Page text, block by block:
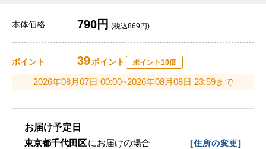
本体価格 790円 (税込869円)
ポイント 39ポイント ポイント10倍
2026年08月07日 00:00~2026年08月08日 23:59まで
お届け予定日
東京都千代田区にお届けの場合 [住所の変更]